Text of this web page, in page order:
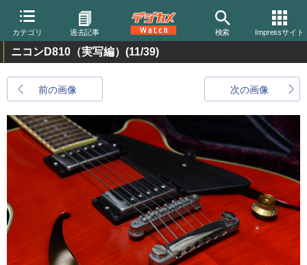
カテゴリ 過去記事 検索 Impressサイト
ニコンD810（実写編） (11/39)
前の画像 次の画像